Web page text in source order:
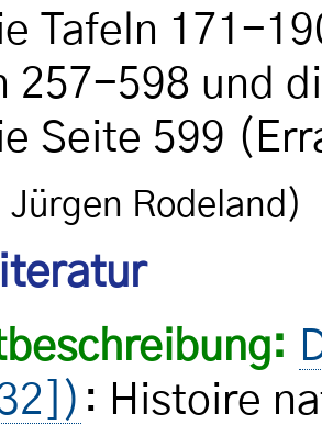
Tafeln 171-
257-598 und
Seite 599
Jürgen Rodeland)
: Histoire